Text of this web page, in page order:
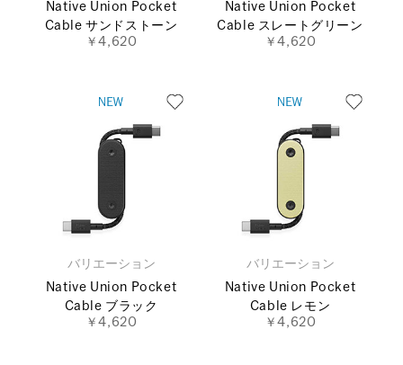
Native Union Pocket
Cable サンドストーン
￥4,620
Native Union Pocket
Cable スレートグリーン
￥4,620
バリエーション
Native Union Pocket
Cable ブラック
￥4,620
バリエーション
Native Union Pocket
Cable レモン
￥4,620